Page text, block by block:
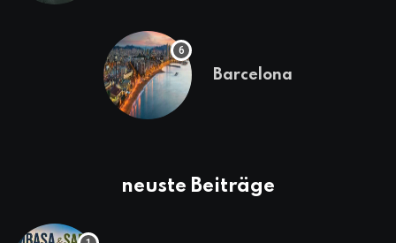
Barcelona
neuste Beiträge